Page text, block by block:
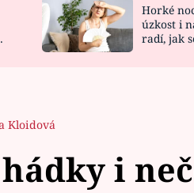
NOVINKY
VIDEORECEPTY
Horké
úzkost i
radí, jak
Kloidová
i